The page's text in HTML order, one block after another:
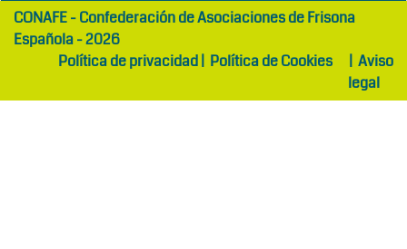
girls
abaya
maltepe
otelCONAFE - Confederación de Asociaciones de Frisona
Española - 2026
Política de privacidad| Política de Cookies | Aviso
legal